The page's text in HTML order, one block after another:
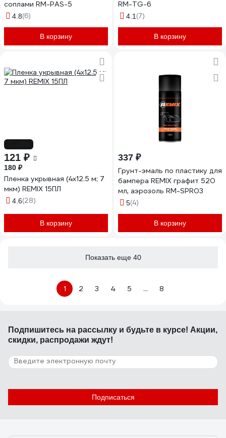
соплами RM-PAS-5
4.8(6)
В корзину
RM-TG-6
4.1 (7)
В корзину
121 ₽
180 ₽
Пленка укрывная (4х12.5 м; 7
мкм) REMIX 15ПЛ
4.6(28)
В корзину
337 ₽
Грунт-эмаль по пластику для
бампера REMIX графит 520
мл, аэрозоль RM-SPR03
5(4)
В корзину
Показать еще 40
1 2 3 4 5 ... 8
Подпишитесь на рассылку и будьте в курсе! Акции,
скидки, распродажи ждут!
Подписаться